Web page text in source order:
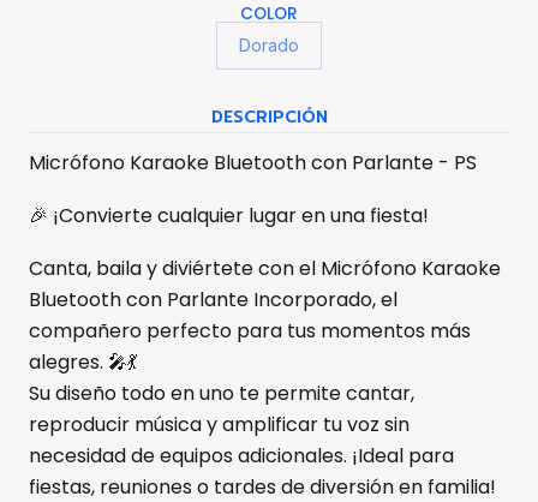
COLOR
Dorado
DESCRIPCIÓN
Micrófono Karaoke Bluetooth con Parlante - PS
🎉 ¡Convierte cualquier lugar en una fiesta!
Canta, baila y diviértete con el Micrófono Karaoke
Bluetooth con Parlante Incorporado, el
compañero perfecto para tus momentos más
alegres. 🎤💃
Su diseño todo en uno te permite cantar,
reproducir música y amplificar tu voz sin
necesidad de equipos adicionales. ¡Ideal para
fiestas, reuniones o tardes de diversión en familia!